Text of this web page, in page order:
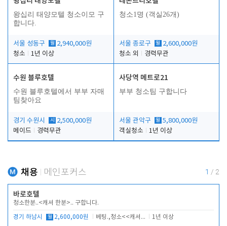
왕십리 태양모텔 청소이모 구
합니다.
서울 성동구 월 2,940,000원
청소
1년 이상
청소1명 (객실26개)
서울 종로구 월 2,600,000원
청소 외
경력무관
수원 블루호텔
수원 블루호텔에서 부부 자매
팀찾아요
경기 수원시 시
2,500,000원
메이드
경력무관
사당역 메트로21
부부 청소팀 구합니다
서울 관악구 월 5,800,000원
객실청소
1년 이상
채용 메인포커스 1 / 2
바로호텔
청소한분..<캐셔 한분>.. 구합니다.
경기 하남시 월 2,600,000원 베팅.,청소<<캐셔 모셔봅니다. 1년 이상